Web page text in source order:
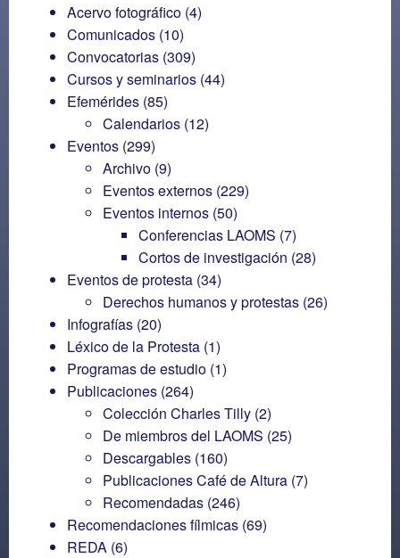
Acervo fotográfico (4)
Comunicados (10)
Convocatorias (309)
Cursos y seminarios (44)
Efemérides (85)
Calendarios (12)
Eventos (299)
Archivo (9)
Eventos externos (229)
Eventos internos (50)
Conferencias LAOMS (7)
Cortos de investigación (28)
Eventos de protesta (34)
Derechos humanos y protestas (26)
Infografías (20)
Léxico de la Protesta (1)
Programas de estudio (1)
Publicaciones (264)
Colección Charles Tilly (2)
De miembros del LAOMS (25)
Descargables (160)
Publicaciones Café de Altura (7)
Recomendadas (246)
Recomendaciones fílmicas (69)
REDA (6)